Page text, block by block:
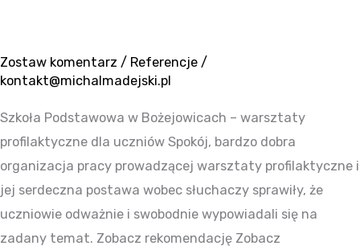
Zostaw komentarz / Referencje /
kontakt@michalmadejski.pl
Szkoła Podstawowa w Bożejowicach – warsztaty
profilaktyczne dla uczniów Spokój, bardzo dobra
organizacja pracy prowadzącej warsztaty profilaktyczne i
jej serdeczna postawa wobec słuchaczy sprawiły, że
uczniowie odważnie i swobodnie wypowiadali się na
zadany temat. Zobacz rekomendację Zobacz